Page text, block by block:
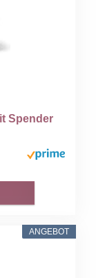
Spender
ANGEBOT